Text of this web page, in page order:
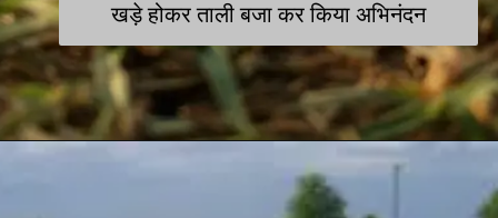
खड़े होकर ताली बजा कर किया अभिनंदन